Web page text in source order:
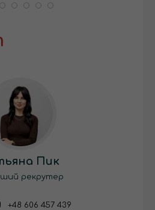
Пик
рекрутер
+48 606 457 439